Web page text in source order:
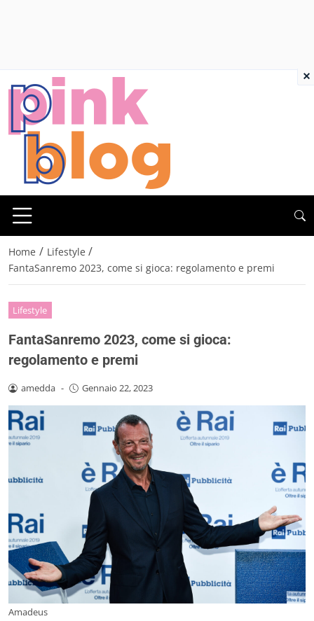
Home / Lifestyle /
FantaSanremo 2023, come si gioca: regolamento e premi
Lifestyle
FantaSanremo 2023, come si gioca:
regolamento e premi
amedda - Gennaio 22, 2023
Amadeus
×